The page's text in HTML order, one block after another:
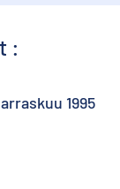
:
1995